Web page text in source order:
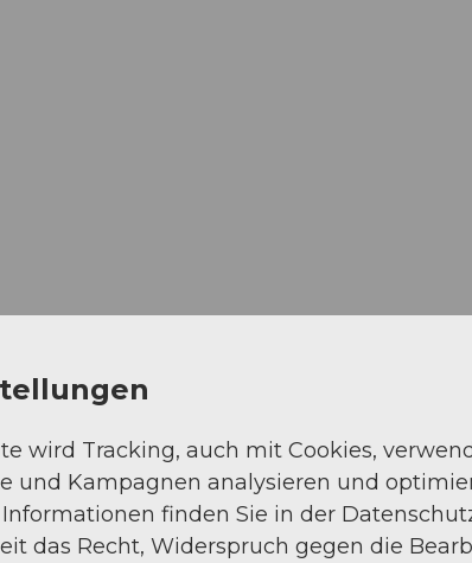
wird Tracking, auch mit Cookies,
und Kampagnen analysieren und
finden Sie in der
das Recht, Widerspruch gegen die